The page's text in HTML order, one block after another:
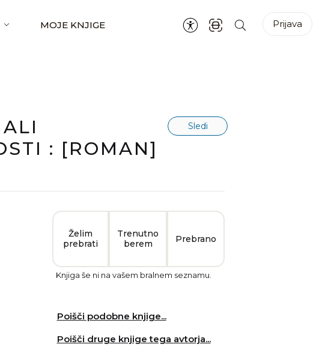
MOJE KNJIGE Prijava
: [ROMAN]
Sledi
Želim
prebrati
Trenutno
berem
Prebrano
Knjiga še ni na vašem bralnem seznamu.
Poišči podobne knjige...
Poišči druge knjige tega avtorja...